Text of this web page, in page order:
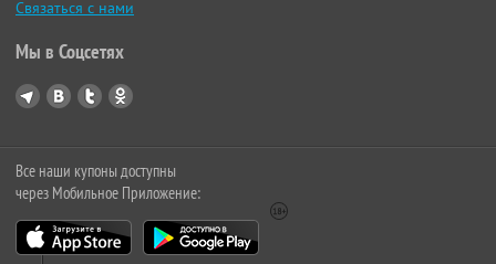
Связаться с нами
Мы в Соцсетях
Все наши купоны доступны
через Мобильное Приложение: